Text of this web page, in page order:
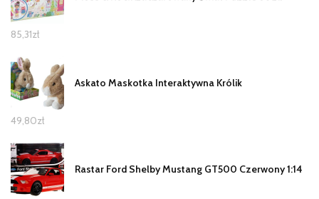
85,31zł
Askato Maskotka Interaktywna Królik
49,80zł
Rastar Ford Shelby Mustang GT500 Czerwony 1:14